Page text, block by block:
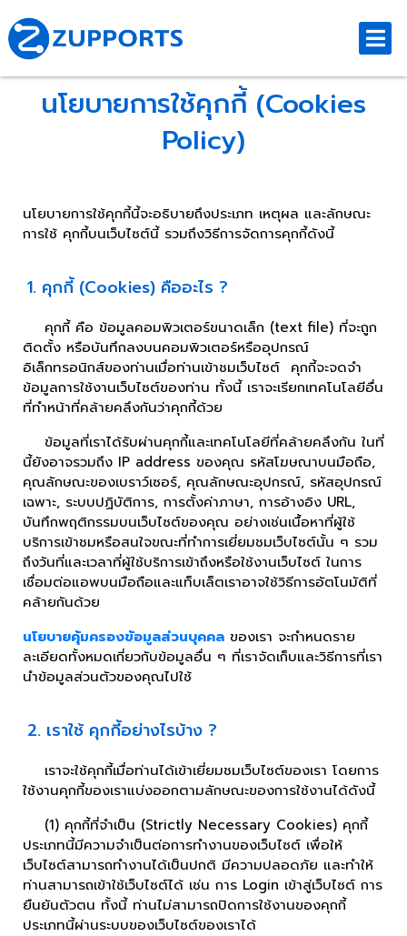
นโยบายการใช้คุกกี้ (Cookies
Policy)
นโยบายการใช้คุกกี้นี้จะอธิบายถึงประเภท เหตุผล และลักษณะ
การใช้ คุกกี้บนเว็บไซต์นี้ รวมถึงวิธีการจัดการคุกกี้ดังนี้
1. คุกกี้ (Cookies) คืออะไร ?
คุกกี้ คือ ข้อมูลคอมพิวเตอร์ขนาดเล็ก (text file) ที่จะถูก
ติดตั้ง หรือบันทึกลงบนคอมพิวเตอร์หรืออุปกรณ์
อิเล็กทรอนิกส์ของท่านเมื่อท่านเข้าชมเว็บไซต์ คุกกี้จะจดจำ
ข้อมูลการใช้งานเว็บไซต์ของท่าน ทั้งนี้ เราจะเรียกเทคโนโลยีอื่น
ที่ทำหน้าที่คล้ายคลึงกันว่าคุกกี้ด้วย
ข้อมูลที่เราได้รับผ่านคุกกี้และเทคโนโลยีที่คล้ายคลึงกัน ในที่
นี้ยังอาจรวมถึง IP address ของคุณ รหัสโฆษณาบนมือถือ,
คุณลักษณะของเบราว์เซอร์, คุณลักษณะอุปกรณ์, รหัสอุปกรณ์
เฉพาะ, ระบบปฏิบัติการ, การตั้งค่าภาษา, การอ้างอิง URL,
บันทึกพฤติกรรมบนเว็บไซต์ของคุณ อย่างเช่นเนื้อหาที่ผู้ใช้
บริการเข้าชมหรือสนใจขณะที่ทำการเยี่ยมชมเว็บไซต์นั้น ๆ รวม
ถึงวันที่และเวลาที่ผู้ใช้บริการเข้าถึงหรือใช้งานเว็บไซต์ ในการ
เชื่อมต่อแอพบนมือถือและแท็บเล็ตเราอาจใช้วิธีการอัตโนมัติที่
คล้ายกันด้วย
นโยบายคุ้มครองข้อมูลส่วนบุคคล ของเรา จะกำหนดราย
ละเอียดทั้งหมดเกี่ยวกับข้อมูลอื่น ๆ ที่เราจัดเก็บและวิธีการที่เรา
นำข้อมูลส่วนตัวของคุณไปใช้
2. เราใช้ คุกกี้อย่างไรบ้าง ?
เราจะใช้คุกกี้เมื่อท่านได้เข้าเยี่ยมชมเว็บไซต์ของเรา โดยการ
ใช้งานคุกกี้ของเราแบ่งออกตามลักษณะของการใช้งานได้ดังนี้
(1) คุกกี้ที่จำเป็น (Strictly Necessary Cookies) คุกกี้
ประเภทนี้มีความจำเป็นต่อการทำงานของเว็บไซต์ เพื่อให้
เว็บไซต์สามารถทำงานได้เป็นปกติ มีความปลอดภัย และทำให้
ท่านสามารถเข้าใช้เว็บไซต์ได้ เช่น การ Login เข้าสู่เว็บไซต์ การ
ยืนยันตัวตน ทั้งนี้ ท่านไม่สามารถปิดการใช้งานของคุกกี้
ประเภทนี้ผ่านระบบของเว็บไซต์ของเราได้